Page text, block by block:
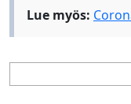
Lue myös: